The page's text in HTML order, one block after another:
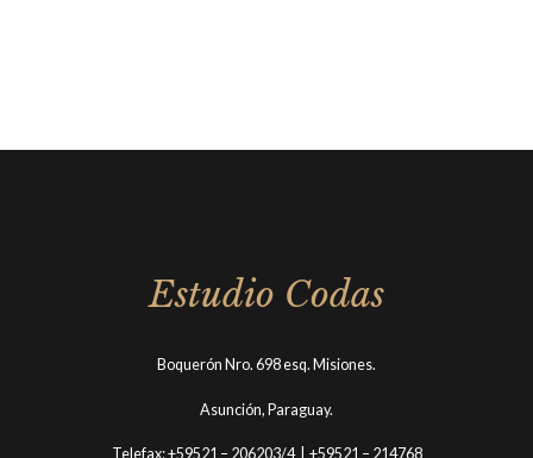
Estudio Codas
Boquerón Nro. 698 esq. Misiones.
Asunción, Paraguay.
Telefax: +59521 – 206203/4 | +59521 – 214768